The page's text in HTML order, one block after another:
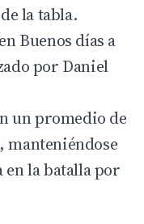
la tabla.
Buenos días a
por Daniel
un promedio de
manteniéndose
en la batalla por